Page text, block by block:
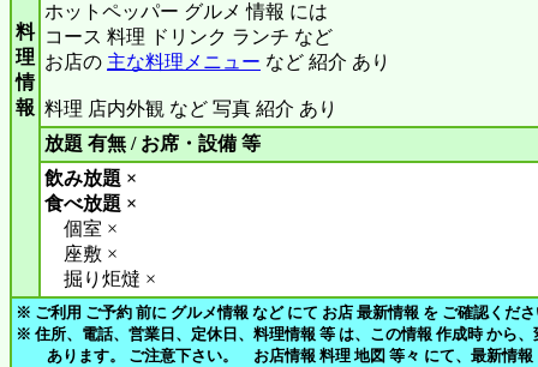
料
理
情
報
ホットペッパー グルメ 情報 には
コース 料理 ドリンク ランチ など
お店の 主な料理メニュー など 紹介 あり
料理 店内外観 など 写真 紹介 あり
放題 有無 / お席・設備 等
飲み放題 ×
食べ放題 ×
個室 ×
座敷 ×
掘り炬燵 ×
※ ご利用 ご予約 前に グルメ情報 など にて お店 最新情報 を ご確認くだ
※ 住所、電話、営業日、定休日、料理情報 等 は、この情報 作成時 から
あります。 ご注意下さい。 お店情報 料理 地図 等々 にて、最新情報